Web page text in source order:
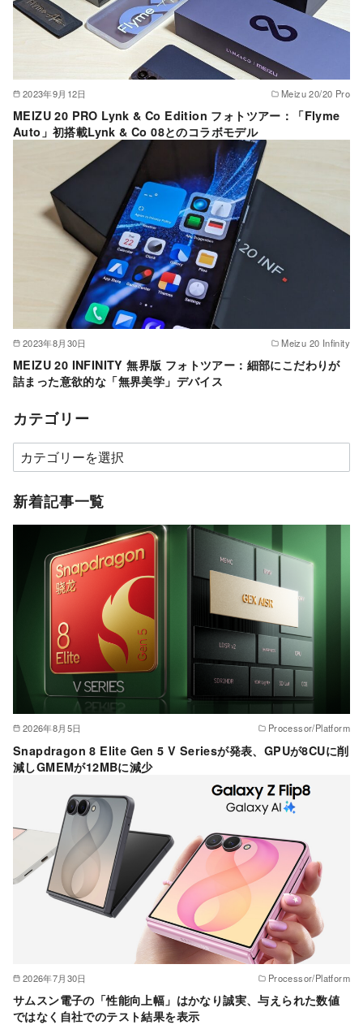
2023年9月12日 Meizu 20/20 Pro
MEIZU 20 PRO Lynk & Co Edition フォトツアー：「Flyme
Auto」初搭載Lynk & Co 08とのコラボモデル
2023年8月30日 Meizu 20 Infinity
MEIZU 20 INFINITY 無界版 フォトツアー：細部にこだわりが
詰まった意欲的な「無界美学」デバイス
カテゴリー
カ
テ
ゴ
新着記事一覧
2026年8月5日 Processor/Platform
Snapdragon 8 Elite Gen 5 V Seriesが発表、GPUが8CUに削
減しGMEMが12MBに減少
2026年7月30日 Processor/Platform
サムスン電子の「性能向上幅」はかなり誠実、与えられた数値
ではなく自社でのテスト結果を表示